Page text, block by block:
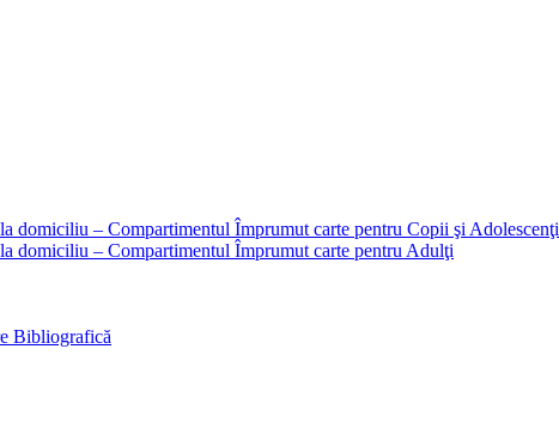
domiciliu – Compartimentul Împrumut carte pentru Copii şi Adolescenţi
domiciliu – Compartimentul Împrumut carte pentru Adulţi
Bibliografică